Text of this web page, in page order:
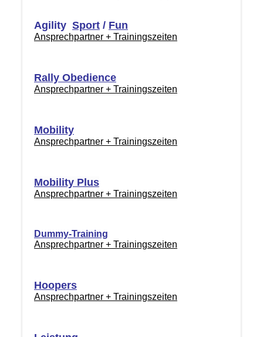
Agility Sport/ Fun
Ansprechpartner + Trainingszeiten
Rally Obedience
Ansprechpartner + Trainingszeiten
Mobility
Ansprechpartner + Trainingszeiten
Mobility Plus
Ansprechpartner + Trainingszeiten
Dummy-Training
Ansprechpartner + Trainingszeiten
Hoopers
Ansprechpartner + Trainingszeiten